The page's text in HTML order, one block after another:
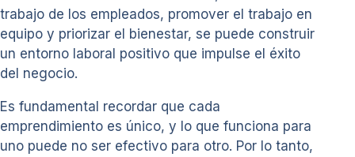
trabajo de los empleados, promover el trabajo en
equipo y priorizar el bienestar, se puede construir
un entorno laboral positivo que impulse el éxito
del negocio.
Es fundamental recordar que cada
emprendimiento es único, y lo que funciona para
uno puede no ser efectivo para otro. Por lo tanto,